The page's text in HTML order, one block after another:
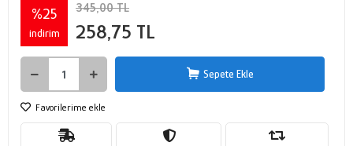
%25
indirim
345,00 TL
258,75 TL
Sepete Ekle
Favorilerime ekle